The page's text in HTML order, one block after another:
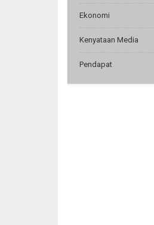
Ekonomi
Kenyataan Media
Pendapat